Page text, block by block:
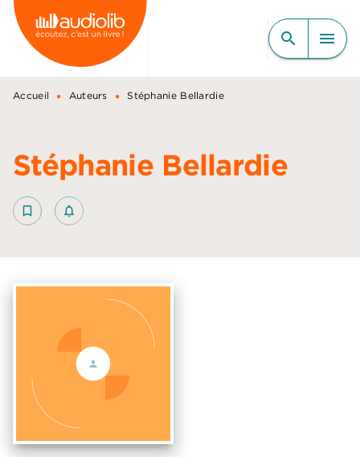
MENU RECHERCHE
CONTENU
PIED DE PAGE
search menu
Accueil • Auteurs • Stéphanie Bellardie
Stéphanie Bellardie
bookmark_border notifications_none_outlined